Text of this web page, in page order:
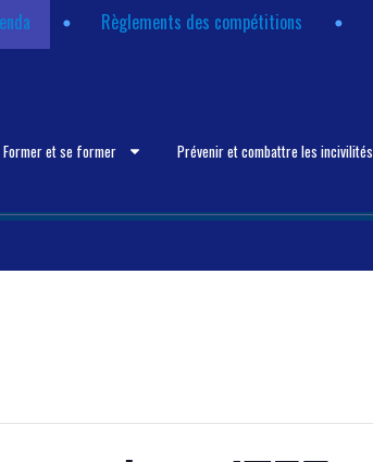
Règlements des compétitions
Former et se former Prévenir et combattre les incivilités